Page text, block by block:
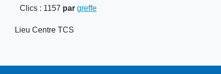
Clics : 1157 pargreffe
Lieu Centre TCS